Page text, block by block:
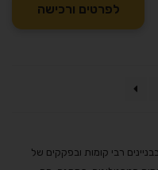
לפרטים ורכישה
רבי קומות ובפקקים של